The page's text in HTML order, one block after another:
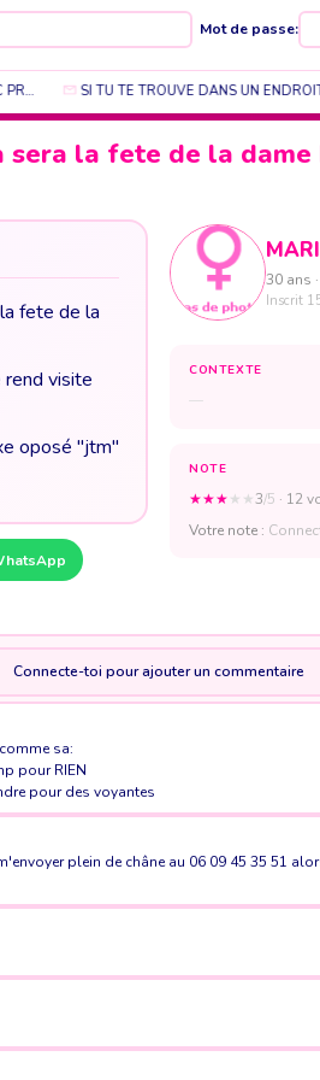
Mot de passe:
SI TU TE TROUVE DANS UN ENDROIT
sera la fete de la
fete de la
visite
oposé "jtm"
30 ans
Inscrit
CONTEXTE
—
NOTE
★★★★ ★3/5 · 12
Votre note :
Connecte-toi pour ajouter un commentaire
sa:
pour RIEN
pour des voyantes
plein de châne au 06 09 45 35 51